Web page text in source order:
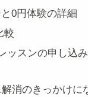
0円体験の詳細
較
ッスンの申し込
消のきっかけに